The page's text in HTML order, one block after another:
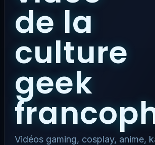
de la
culture
geek
Vidéos gaming, cosplay, anime,